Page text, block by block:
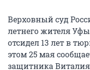
Верховный суд
летнего жителя
отсидел 13 лет в
этом 25 мая
защитника